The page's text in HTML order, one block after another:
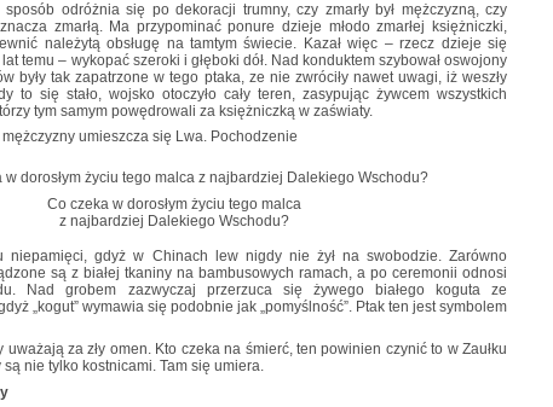
odróżnia się po dekoracji trumny, czy zmarły był mężczyzną, czy
zmarłą. Ma przypominać ponure dzieje młodo zmarłej księżniczki,
należytą obsługę na tamtym świecie. Kazał więc – rzecz dzieje się
temu – wykopać szeroki i głęboki dół. Nad konduktem szybował oswojony
były tak zapatrzone w tego ptaka, ze nie zwróciły nawet uwagi, iż weszły
to się stało, wojsko otoczyło cały teren, zasypując żywcem wszystkich
tym samym powędrowali za księżniczką w zaświaty.
mężczyzny umieszcza się Lwa. Pochodzenie
Co czeka w dorosłym życiu tego malca
z najbardziej Dalekiego Wschodu?
niepamięci, gdyż w Chinach lew nigdy nie żył na swobodzie. Zarówno
są z białej tkaniny na bambusowych ramach, a po ceremonii odnosi
Nad grobem zazwyczaj przerzuca się żywego białego koguta ze
„kogut” wymawia się podobnie jak „pomyślność”. Ptak ten jest symbolem
za zły omen. Kto czeka na śmierć, ten powinien czynić to w Zaułku
nie tylko kostnicami. Tam się umiera.